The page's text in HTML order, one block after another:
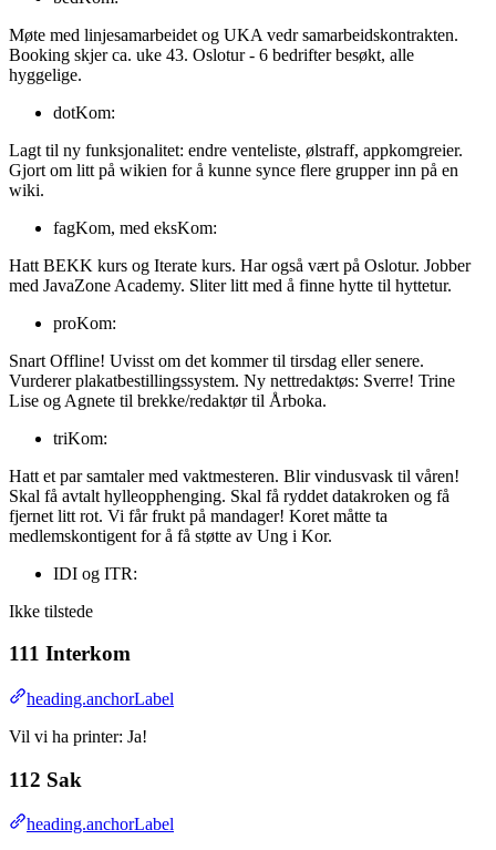
Møte med linjesamarbeidet og UKA vedr samarbeidskontrakten.
Booking skjer ca. uke 43. Oslotur - 6 bedrifter besøkt, alle
hyggelige.
dotKom:
Lagt til ny funksjonalitet: endre venteliste, ølstraff, appkomgreier.
Gjort om litt på wikien for å kunne synce flere grupper inn på en
wiki.
fagKom, med eksKom:
Hatt BEKK kurs og Iterate kurs. Har også vært på Oslotur. Jobber
med JavaZone Academy. Sliter litt med å finne hytte til hyttetur.
proKom:
Snart Offline! Uvisst om det kommer til tirsdag eller senere.
Vurderer plakatbestillingssystem. Ny nettredaktøs: Sverre! Trine
Lise og Agnete til brekke/redaktør til Årboka.
triKom:
Hatt et par samtaler med vaktmesteren. Blir vindusvask til våren!
Skal få avtalt hylleopphenging. Skal få ryddet datakroken og få
fjernet litt rot. Vi får frukt på mandager! Koret måtte ta
medlemskontigent for å få støtte av Ung i Kor.
IDI og ITR:
Ikke tilstede
111 Interkom
heading.anchorLabel
Vil vi ha printer: Ja!
112 Sak
heading.anchorLabel